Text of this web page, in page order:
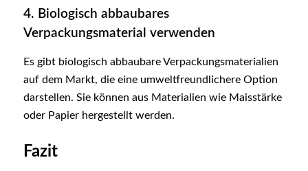
4. Biologisch abbaubares
Verpackungsmaterial verwenden
Es gibt biologisch abbaubare Verpackungsmaterialien
auf dem Markt, die eine umweltfreundlichere Option
darstellen. Sie können aus Materialien wie Maisstärke
oder Papier hergestellt werden.
Fazit